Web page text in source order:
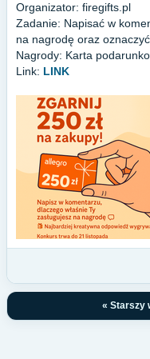
Organizator: firegifts.pl
Zadanie: Napisać w
na nagrodę oraz
Nagrody: Karta
Link: LINK
« Starszy